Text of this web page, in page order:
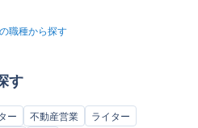
職種から探す
す
ー 不動産営業
ライター